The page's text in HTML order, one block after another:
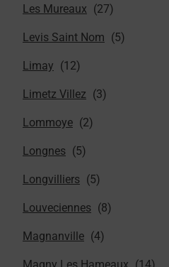
Les Mureaux
Levis Saint Nom
Limay
Limetz Villez
Lommoye
Longnes
Longvilliers
Louveciennes
Magnanville